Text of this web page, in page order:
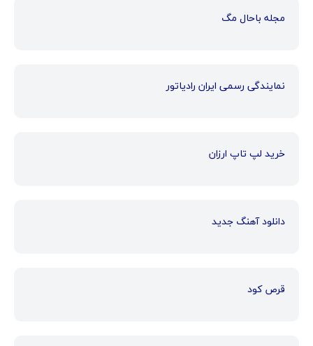
مجله باحال مگ
نمایندگی رسمی ایران رادیاتور
خرید لپ تاپ ارزان
دانلود آهنگ جدید
قرص کود